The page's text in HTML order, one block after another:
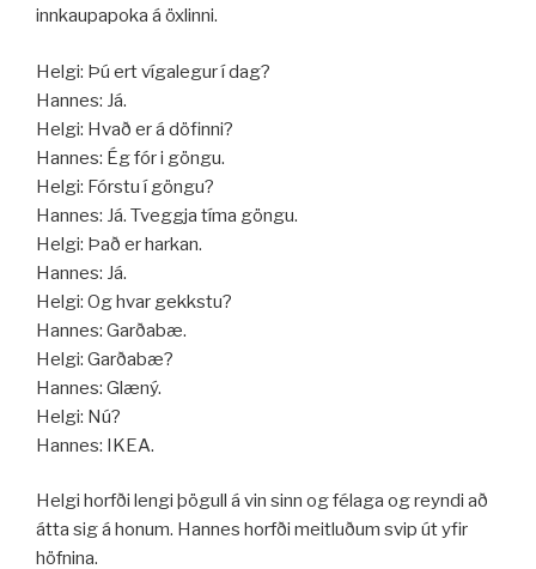
innkaupapoka á öxlinni.
Helgi: Þú ert vígalegur í dag?
Hannes: Já.
Helgi: Hvað er á döfinni?
Hannes: Ég fór i göngu.
Helgi: Fórstu í göngu?
Hannes: Já. Tveggja tíma göngu.
Helgi: Það er harkan.
Hannes: Já.
Helgi: Og hvar gekkstu?
Hannes: Garðabæ.
Helgi: Garðabæ?
Hannes: Glæný.
Helgi: Nú?
Hannes: IKEA.
Helgi horfði lengi þögull á vin sinn og félaga og reyndi að
átta sig á honum. Hannes horfði meitluðum svip út yfir
höfnina.